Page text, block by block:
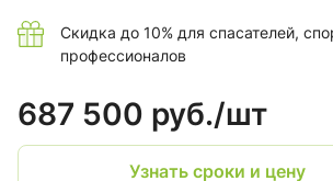
Скидка до 10% для спасателей,
профессионалов
687 500 руб./шт
Узнать сроки и цену